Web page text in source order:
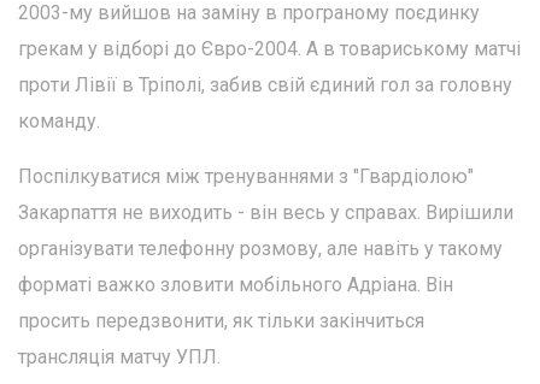
2003-му вийшов на заміну в програному поєдинку
грекам у відборі до Євро-2004. А в товариському матчі
проти Лівії в Тріполі, забив свій єдиний гол за головну
команду.
Поспілкуватися між тренуваннями з "Гвардіолою"
Закарпаття не виходить - він весь у справах. Вирішили
організувати телефонну розмову, але навіть у такому
форматі важко зловити мобільного Адріана. Він
просить передзвонити, як тільки закінчиться
трансляція матчу УПЛ.